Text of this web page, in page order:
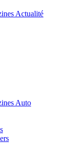
Actualité
Auto